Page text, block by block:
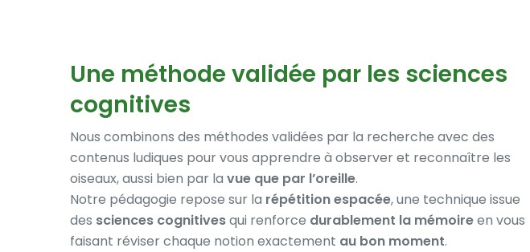
Une méthode validée par les sciences
cognitives
Nous combinons des méthodes validées par la recherche avec des
contenus ludiques pour vous apprendre à observer et reconnaître les
oiseaux, aussi bien par la vue que par l’oreille.
Notre pédagogie repose sur la répétition espacée, une technique issue
des sciences cognitivesqui renforce durablement la mémoireen vous
faisant réviser chaque notion exactement au bon moment.